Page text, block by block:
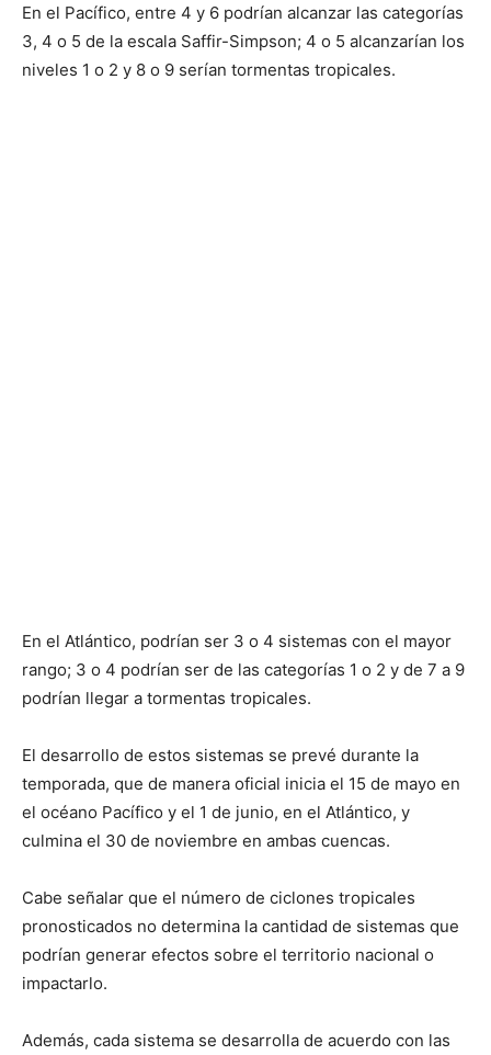
En el Pacífico, entre 4 y 6 podrían alcanzar las categorías
3, 4 o 5 de la escala Saffir-Simpson; 4 o 5 alcanzarían los
niveles 1 o 2 y 8 o 9 serían tormentas tropicales.
En el Atlántico, podrían ser 3 o 4 sistemas con el mayor
rango; 3 o 4 podrían ser de las categorías 1 o 2 y de 7 a 9
podrían llegar a tormentas tropicales.
El desarrollo de estos sistemas se prevé durante la
temporada, que de manera oficial inicia el 15 de mayo en
el océano Pacífico y el 1 de junio, en el Atlántico, y
culmina el 30 de noviembre en ambas cuencas.
Cabe señalar que el número de ciclones tropicales
pronosticados no determina la cantidad de sistemas que
podrían generar efectos sobre el territorio nacional o
impactarlo.
Además, cada sistema se desarrolla de acuerdo con las